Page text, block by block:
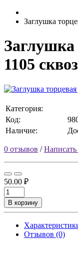
Заглушка
Заглушка
1105
Категория:
Код:
Наличие:
0 отзывов /Написать
50.00 ₽
В корзину
Отзывов (0)